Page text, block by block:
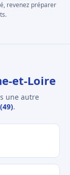
revenez préparer
et-Loire
une autre
.